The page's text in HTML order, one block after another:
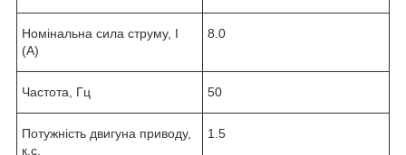
Номінальна сила струму, I
(А)
8.0
Частота, Гц 50
Потужність двигуна приводу,
к.с.
1.5